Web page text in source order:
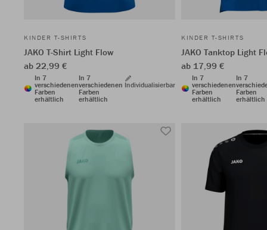
KINDER T-SHIRTS
JAKO T-Shirt Light Flow
ab 22,99 €
In 7
verschiedenen
Farben
erhältlich
In 7
verschiedenen
Farben
erhältlich
Individualisierbar
KINDER T-SHIRTS
JAKO Tanktop Light
ab 17,99 €
In 7
verschiedenen
Farben
erhältlich
In 7
Farben
erhältlich